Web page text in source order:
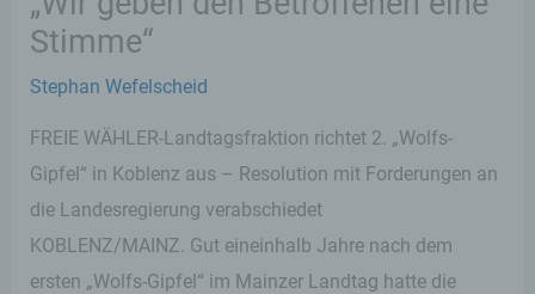
Stimme“
Stephan Wefelscheid
FREIE WÄHLER-Landtagsfraktion richtet 2. „Wolfs-
Gipfel“ in Koblenz aus – Resolution mit Forderungen an
die Landesregierung verabschiedet
KOBLENZ/MAINZ. Gut eineinhalb Jahre nach dem
ersten „Wolfs-Gipfel“ im Mainzer Landtag hatte die